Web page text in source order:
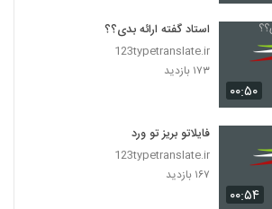
۰۰:۵۰
استاد گفته ارائه بدی؟؟
123typetranslate.ir
۱۷۳ بازدید
۰۰:۵۴
فایلاتو بریز تو ورد
123typetranslate.ir
۱۶۷ بازدید